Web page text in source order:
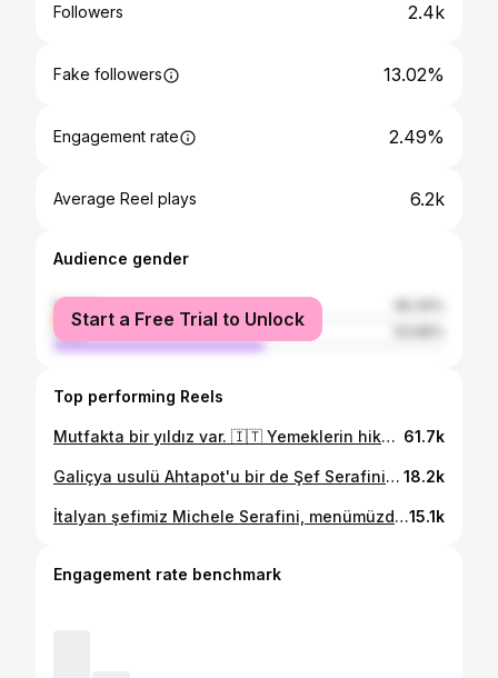
Followers 2.4k
Fake followers 13.02%
Engagement rate 2.49%
Average Reel plays 6.2k
Audience gender
female
male
Start a Free Trial to Unlock
Top performing Reels
Mutfakta bir yıldız var. 🇮🇹 Yemeklerin hikayelerini bir de @chef.serafini 'den dinleyin... #risotto #italianfood #chef #chefslife #lavaresahne #ankara 61.7k
Galiçya usulü Ahtapot'u bir de Şef Serafini'den dinleyin... #ankara #lavarealice 18.2k
İtalyan şefimiz Michele Serafini, menümüzdeki lezzetleri, #risotto ve #ossobuco yu, anlatıyor... Yemeklerimizi denemek için restaurant kısmımızda yerinizi ayırmayı unutmayın: DM / ☎️ Rsrv: (531) 223 37 99 #ankara #lavarealice #italianfood15.1k
Engagement rate benchmark